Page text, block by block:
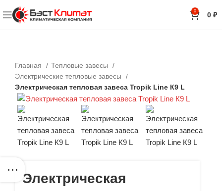
0 0 ₽
Главная
Тепловые завесы
Электрические тепловые завесы
Электрическая тепловая завеса Tropik Line К9 L
Электрическая